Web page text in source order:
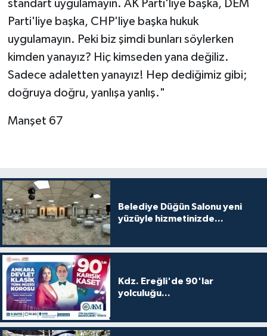
standart uygulamayın. AK Parti'liye başka, DEM
Parti'liye başka, CHP'liye başka hukuk
uygulamayın. Peki biz şimdi bunları söylerken
kimden yanayız? Hiç kimseden yana değiliz.
Sadece adaletten yanayız! Hep dediğimiz gibi;
doğruya doğru, yanlışa yanlış."
Manşet 67
Belediye Düğün Salonu yeni
yüzüyle hizmetinizde...
Kdz. Ereğli'de 90'lar
yolculuğu...